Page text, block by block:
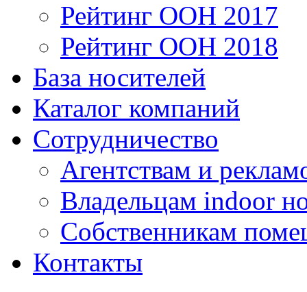
Рейтинг OOH 2017
Рейтинг OOH 2018
База носителей
Каталог компаний
Сотрудничество
Агентствам и
Владельцам indoor
Собственникам
Контакты